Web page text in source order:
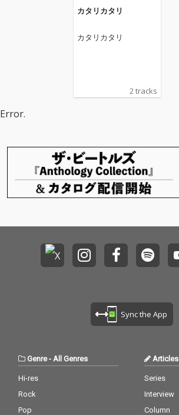
カタリカタリ
カタリカタリ
2 tracks
Error.
Sync the App
Genre- All Genres
Hi-res
Rock
Pop
Articles
Series
Interview
Column